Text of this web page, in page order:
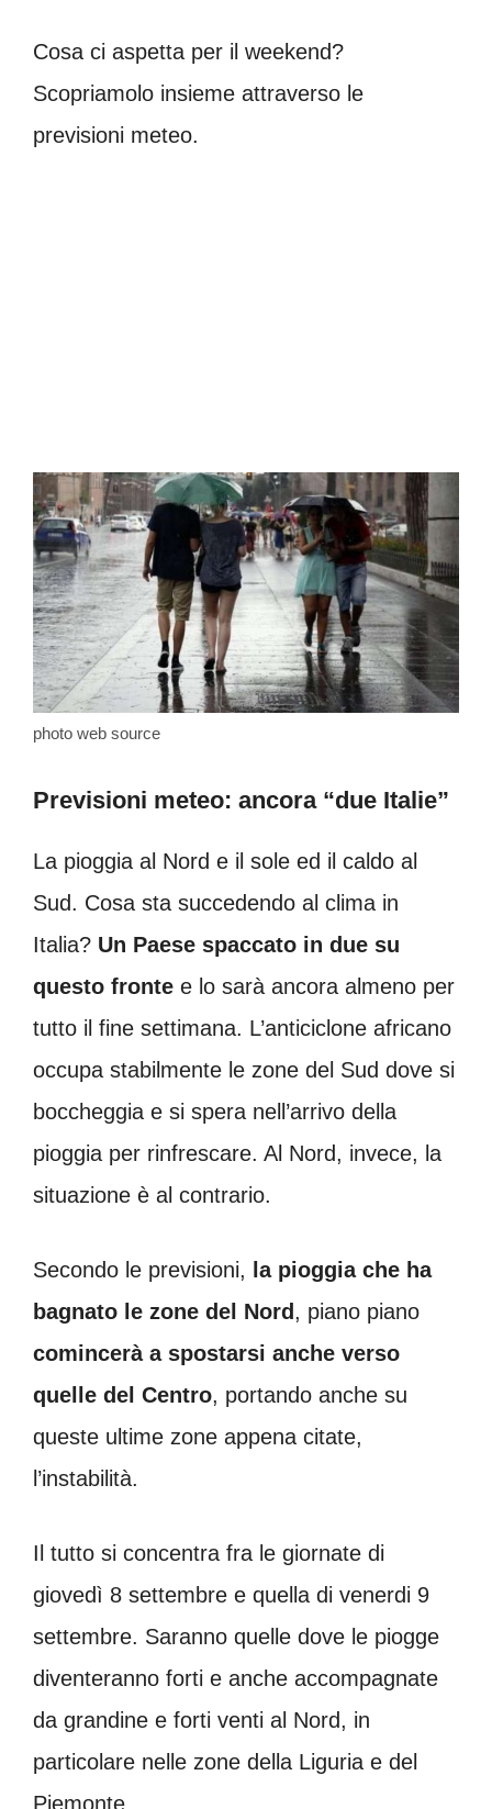
Cosa ci aspetta per il weekend?
Scopriamolo insieme attraverso le
previsioni meteo.
photo web source
Previsioni meteo: ancora “due Italie”
La pioggia al Nord e il sole ed il caldo al
Sud. Cosa sta succedendo al clima in
Italia? Un Paese spaccato in due su
questo fronte e lo sarà ancora almeno per
tutto il fine settimana. L’anticiclone africano
occupa stabilmente le zone del Sud dove si
boccheggia e si spera nell’arrivo della
pioggia per rinfrescare. Al Nord, invece, la
situazione è al contrario.
Secondo le previsioni, la pioggia che ha
bagnato le zone del Nord, piano piano
comincerà a spostarsi anche verso
quelle del Centro, portando anche su
queste ultime zone appena citate,
l’instabilità.
Il tutto si concentra fra le giornate di
giovedì 8 settembre e quella di venerdi 9
settembre. Saranno quelle dove le piogge
diventeranno forti e anche accompagnate
da grandine e forti venti al Nord, in
particolare nelle zone della Liguria e del
Piemonte.